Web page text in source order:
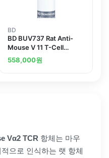
BD
BD BUV737 Rat Anti-
Mouse V 11 T-Cell
Receptor
558,000원
Vα2 TCR 항체는 마우
으로 인식하는 랫 항체